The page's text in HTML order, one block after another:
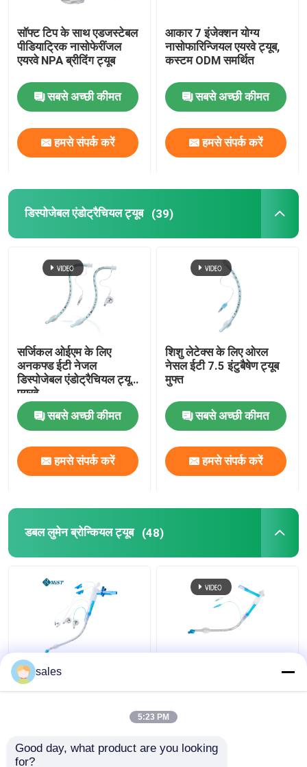
सॉफ्ट टिप के साथ एडजस्टेबल
पीडियाट्रिक नासोफेरींजल
एयरवे NPA ब्रीदिंग ट्यूब
सबसे अच्छी कीमत
हमसे संपर्क करें
आकार 7 इंजेक्शन योग्य
नासोफारिन्जियल एयरवे ट्यूब,
कस्टम ODM समर्थित
सबसे अच्छी कीमत
हमसे संपर्क करें
डिस्पोजेबल एंडोट्रैचियल ट्यूब (39)
सर्जिकल ओईएम के लिए
अनकफ्ड ईटी नेजल
डिस्पोजेबल एंडोट्रैचियल ट्यूब
एयरवे
सबसे अच्छी कीमत
हमसे संपर्क करें
शिशु लेटेक्स के लिए ओरल
नेसल ईटी 7.5 इंटुबैषेण ट्यूब
मुफ्त
सबसे अच्छी कीमत
हमसे संपर्क करें
डबल लुमेन ब्रोन्कियल ट्यूब (48)
आईसीयू डबल लुमेन कफ्ड
ट्रेकियोस्टोमी ट्यूब ट्रेकिआ
sales
5:23 PM
Good day, what product are you looking
for?